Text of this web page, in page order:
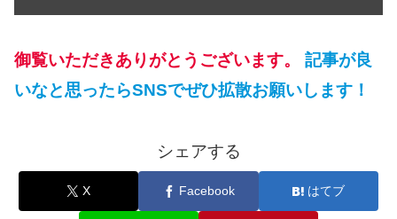
御覧いただきありがとうございます。
記事が良
いなと思ったらSNSでぜひ拡散お願いします！
シェアする
X Facebook はてブ